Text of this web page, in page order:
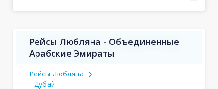
Рейсы Любляна - Объединенные
Арабские Эмираты
Рейсы Любляна
- Дубай